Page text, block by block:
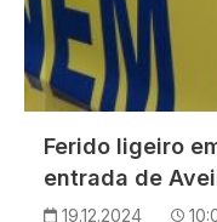
Ferido ligeiro
entrada de
19.12.2024